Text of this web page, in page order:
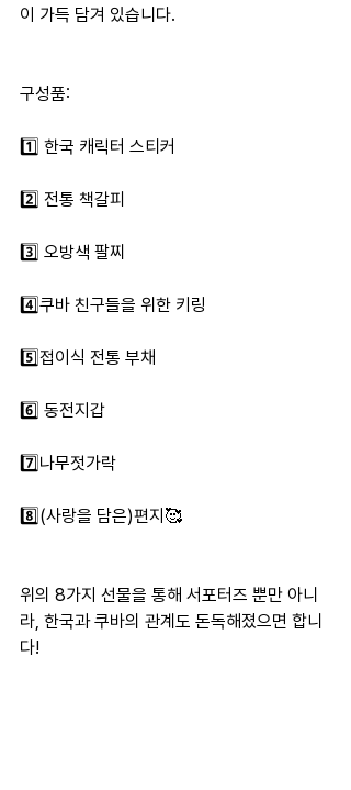
이 가득 담겨 있습니다.
구성품:
1️⃣ 한국 캐릭터 스티커
2️⃣ 전통 책갈피
3️⃣ 오방색 팔찌
4️⃣쿠바 친구들을 위한 키링
5️⃣접이식 전통 부채
6️⃣ 동전지갑
7️⃣나무젓가락
8️⃣(사랑을 담은)편지🥰
위의 8가지 선물을 통해 서포터즈 뿐만 아니
라, 한국과 쿠바의 관계도 돈독해졌으면 합니
다!